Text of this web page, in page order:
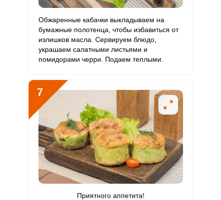
Обжаренные кабачки выкладываем на
бумажные полотенца, чтобы избавиться от
излишков масла. Сервируем блюдо,
украшаем салатными листьями и
помидорами черри. Подаем теплыми.
7
Приятного аппетита!